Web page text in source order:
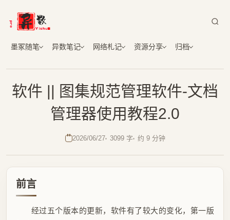
墨冢随笔 异数笔记 网络札记 资源分享 归档
软件 || 图集规范管理软件-文档
管理器使用教程2.0
2026/06/27 3099 字 约 9 分钟
前言
经过五个版本的更新，软件有了较大的变化，第一版